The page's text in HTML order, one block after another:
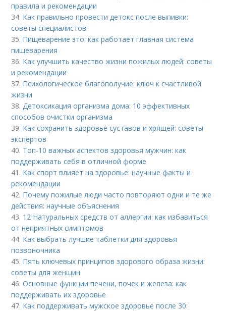
правила и рекомендации
34. Как правильно провести детокс после выпивки:
советы специалистов
35. Пищеварение это: как работает главная система
пищеварения
36. Как улучшить качество жизни пожилых людей: советы
и рекомендации
37. Психологическое благополучие: ключ к счастливой
жизни
38.Детоксикация организма дома: 10 эффективных
способов очистки организма
39. Как сохранить здоровье суставов и хрящей: советы
экспертов
40. Топ-10 важных аспектов здоровья мужчин: как
поддерживать себя в отличной форме
41. Как спорт влияет на здоровье: научные факты и
рекомендации
42. Почему пожилые люди часто повторяют одни и те же
действия: научные объяснения
43. 12 Натуральных средств от аллергии: как избавиться
от неприятных симптомов
44. Как выбрать лучшие таблетки для здоровья
позвоночника
45. Пять ключевых принципов здорового образа жизни:
советы для женщин
46.Основные функции печени, почек и железа: как
поддерживать их здоровье
47. Как поддерживать мужское здоровье после 30: